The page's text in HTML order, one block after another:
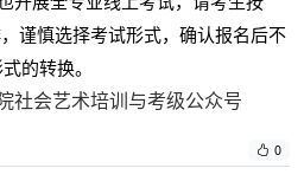
谨慎选择考试形式，确认报名后不
的转换。
社会艺术培训与考级公众号
0